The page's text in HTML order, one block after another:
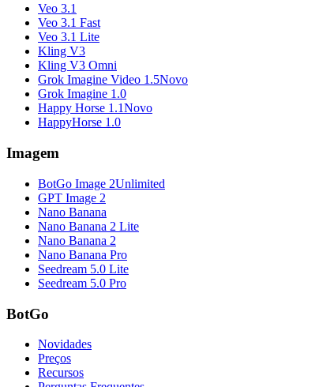
Veo 3.1
Veo 3.1 Fast
Veo 3.1 Lite
Kling V3
Kling V3 Omni
Grok Imagine Video 1.5Novo
Grok Imagine 1.0
Happy Horse 1.1Novo
HappyHorse 1.0
Imagem
BotGo Image 2Unlimited
GPT Image 2
Nano Banana
Nano Banana 2 Lite
Nano Banana 2
Nano Banana Pro
Seedream 5.0 Lite
Seedream 5.0 Pro
BotGo
Novidades
Preços
Recursos